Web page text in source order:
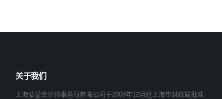
关于我们
上海弘益会计师事务所有限公司于2009年12月经上海市财政局批准